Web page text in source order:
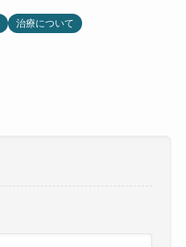
治療について